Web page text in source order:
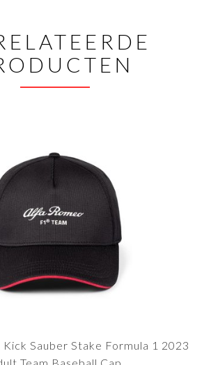
Kick Sauber Stake Formula 1 2023